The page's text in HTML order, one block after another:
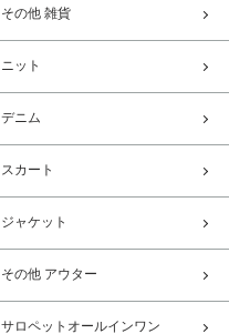
その他 雑貨
ニット
デニム
スカート
ジャケット
その他 アウター
サロペットオールインワン